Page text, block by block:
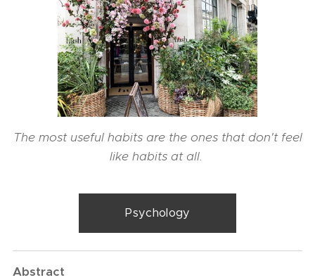
The most useful habits are the ones that don't feel
like habits at all.
Psychology
Abstract